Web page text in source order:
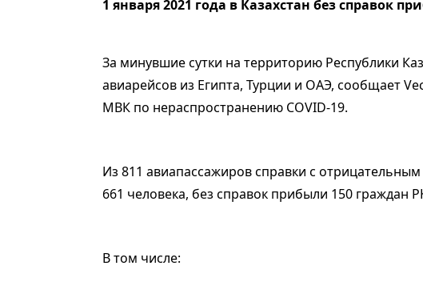
1 января 2021 года в Казахстан без справок
За минувшие сутки на территорию Республики
авиарейсов из Египта, Турции и ОАЭ, сообщает
МВК по нераспространению COVID-19.
Из 811 авиапассажиров справки с
661 человека, без справок прибыли 150 граждан
В том числе: